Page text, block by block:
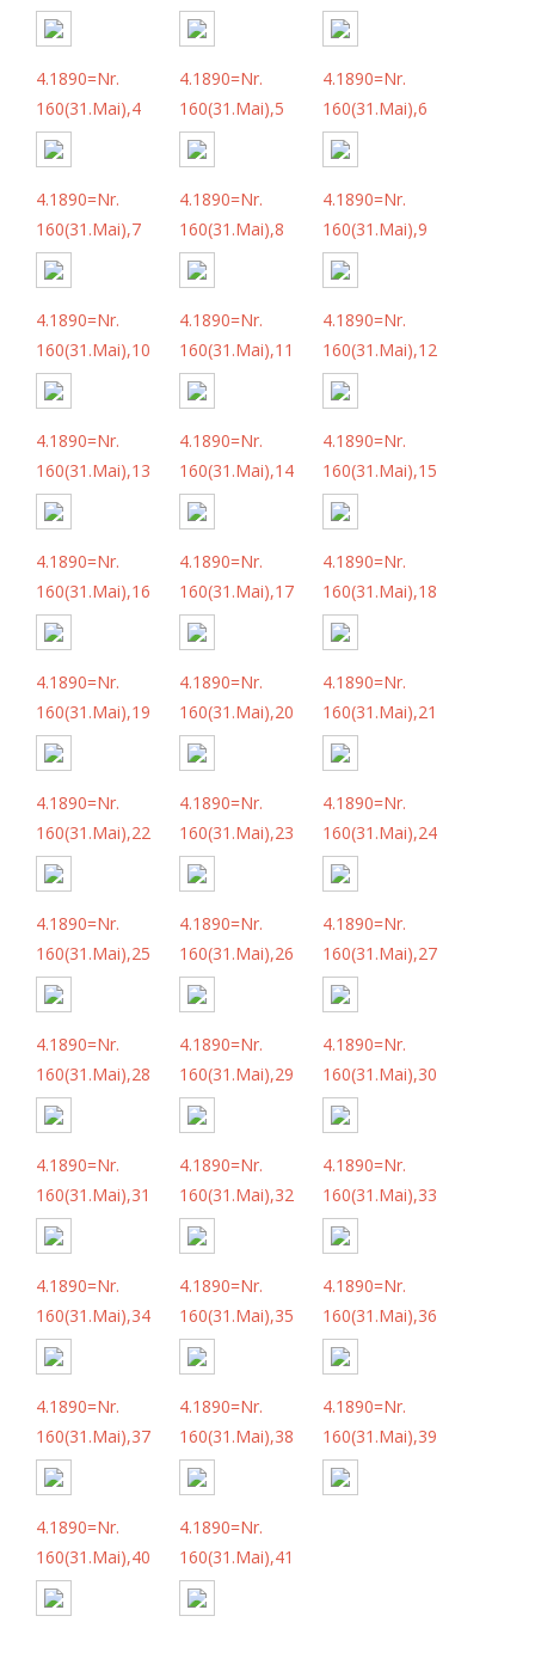
4.1890=Nr.
160(31.Mai),4
4.1890=Nr.
160(31.Mai),5
4.1890=Nr.
160(31.Mai),6
4.1890=Nr.
160(31.Mai),7
4.1890=Nr.
160(31.Mai),8
4.1890=Nr.
160(31.Mai),9
4.1890=Nr.
160(31.Mai),10
4.1890=Nr.
160(31.Mai),11
4.1890=Nr.
160(31.Mai),12
4.1890=Nr.
160(31.Mai),13
4.1890=Nr.
160(31.Mai),14
4.1890=Nr.
160(31.Mai),15
4.1890=Nr.
160(31.Mai),16
4.1890=Nr.
160(31.Mai),17
4.1890=Nr.
160(31.Mai),18
4.1890=Nr.
160(31.Mai),19
4.1890=Nr.
160(31.Mai),20
4.1890=Nr.
160(31.Mai),21
4.1890=Nr.
160(31.Mai),22
4.1890=Nr.
160(31.Mai),23
4.1890=Nr.
160(31.Mai),24
4.1890=Nr.
160(31.Mai),25
4.1890=Nr.
160(31.Mai),26
4.1890=Nr.
160(31.Mai),27
4.1890=Nr.
160(31.Mai),28
4.1890=Nr.
160(31.Mai),29
4.1890=Nr.
160(31.Mai),30
4.1890=Nr.
160(31.Mai),31
4.1890=Nr.
160(31.Mai),32
4.1890=Nr.
160(31.Mai),33
4.1890=Nr.
160(31.Mai),34
4.1890=Nr.
160(31.Mai),35
4.1890=Nr.
160(31.Mai),36
4.1890=Nr.
160(31.Mai),37
4.1890=Nr.
160(31.Mai),38
4.1890=Nr.
160(31.Mai),39
4.1890=Nr.
160(31.Mai),40
4.1890=Nr.
160(31.Mai),41